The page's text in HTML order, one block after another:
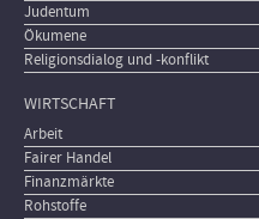
Judentum
Ökumene
Religionsdialog und -konflikt
WIRTSCHAFT
Arbeit
Fairer Handel
Finanzmärkte
Rohstoffe